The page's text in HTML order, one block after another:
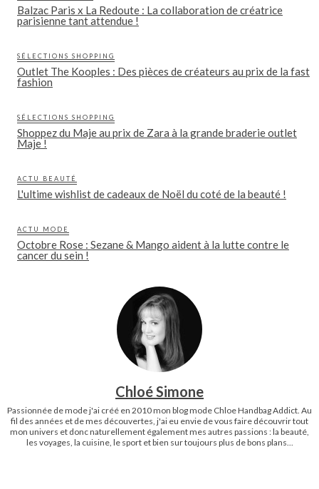
Balzac Paris x La Redoute : La collaboration de créatrice
parisienne tant attendue !
SÉLECTIONS SHOPPING
Outlet The Kooples : Des pièces de créateurs au prix de la fast
fashion
SÉLECTIONS SHOPPING
Shoppez du Maje au prix de Zara à la grande braderie outlet
Maje !
ACTU BEAUTÉ
L'ultime wishlist de cadeaux de Noël du coté de la beauté !
ACTU MODE
Octobre Rose : Sezane & Mango aident à la lutte contre le
cancer du sein !
Chloé Simone
Passionnée de mode j'ai créé en 2010 mon blog mode Chloe Handbag Addict. Au
fil des années et de mes découvertes, j'ai eu envie de vous faire découvrir tout
mon univers et donc naturellement également mes autres passions : la beauté,
les voyages, la cuisine, le sport et bien sur toujours plus de bons plans...